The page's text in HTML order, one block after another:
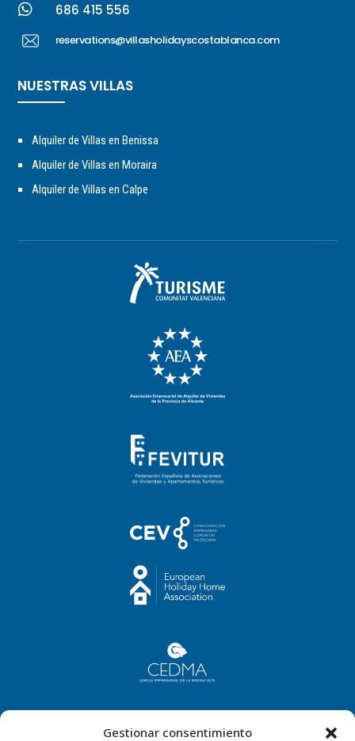
Gestionar consentimiento
 686 415 556
reservations@villasholidayscostablanca.com
NUESTRAS VILLAS
Alquiler de Villas en Benissa
Alquiler de Villas en Moraira
Alquiler de Villas en Calpe